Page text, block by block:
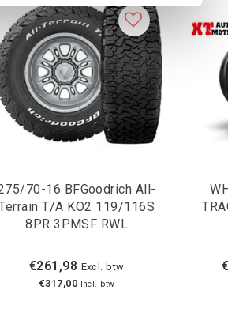
70-16 BFGoodrich All-
T/A KO2 119/116S
8PR 3PMSF RWL
€261,98 Excl. btw
€317,00
Incl. btw